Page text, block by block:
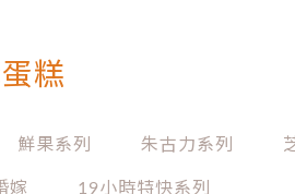
糕
鮮果系列 朱古力系列
嫁 19小時特快系列